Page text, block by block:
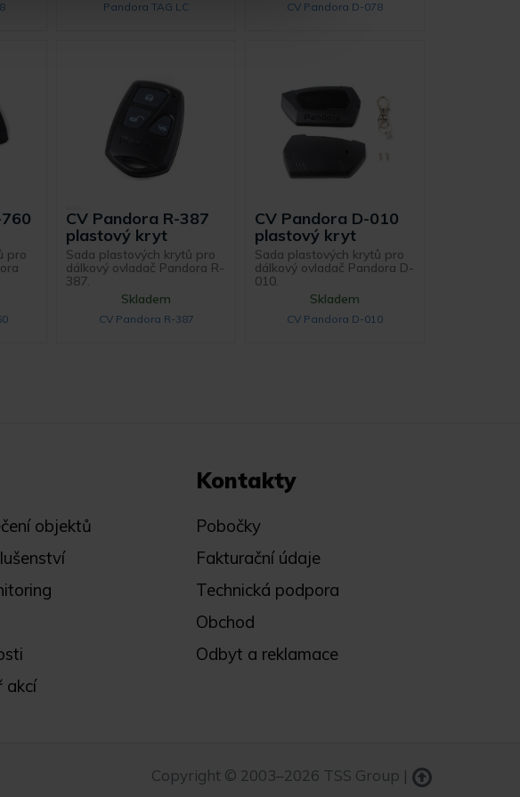
Pandora TAG LC CV Pandora D-078
pro
CV Pandora R-387
plastový kryt
Sada plastových krytů pro
dálkový ovladač Pandora R-
387.
Skladem
CV Pandora R-387
CV Pandora D-010
plastový kryt
Sada plastových krytů pro
dálkový ovladač Pandora D-
010.
Skladem
CV Pandora D-010
objektů
akcí
Kontakty
Pobočky
Fakturační údaje
Technická podpora
Obchod
Odbyt a reklamace
Copyright © 2003–2026 TSS Group |